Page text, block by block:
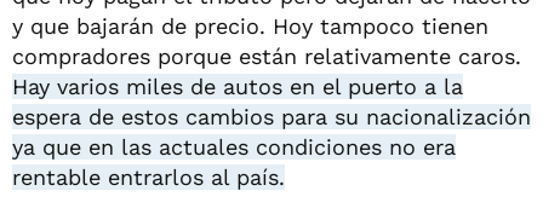
y que bajarán de precio. Hoy tampoco tienen
compradores porque están relativamente caros.
Hay varios miles de autos en el puerto a la
espera de estos cambios para su nacionalización
ya que en las actuales condiciones no era
rentable entrarlos al país.